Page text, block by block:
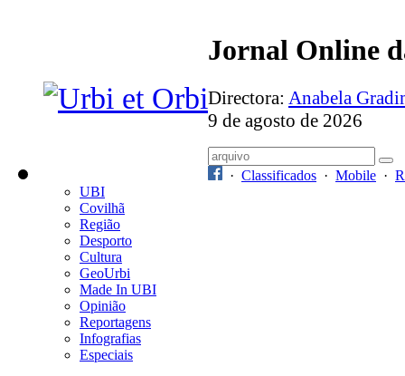
Jornal Online
Directora: Anabela
9 de agosto de 2026
· Classificados · Mobile ·
UBI
Covilhã
Região
Desporto
Cultura
GeoUrbi
Made In UBI
Opinião
Reportagens
Infografias
Especiais